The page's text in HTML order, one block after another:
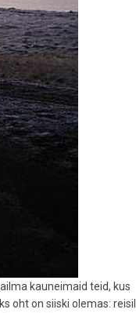
kauneimaid teid, kus
oht on siiski olemas: reisil